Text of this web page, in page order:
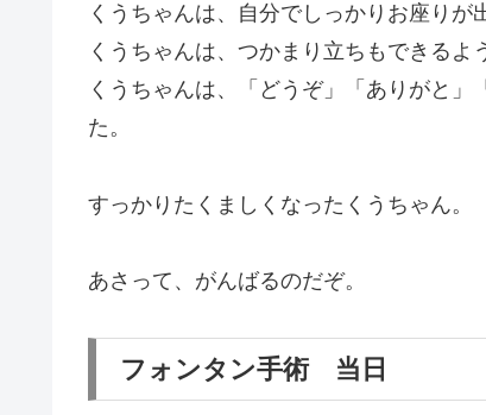
くうちゃんは、自分でしっかりお座りが
くうちゃんは、つかまり立ちもできるよ
くうちゃんは、「どうぞ」「ありがと
た。
すっかりたくましくなったくうちゃん。
あさって、がんばるのだぞ。
フォンタン手術 当日